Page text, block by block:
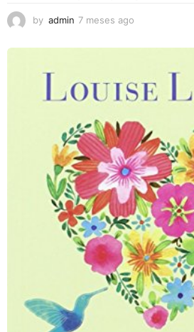
by admin 7 meses ago
e
s
a
o